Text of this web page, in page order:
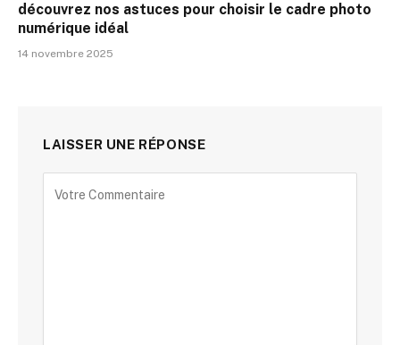
découvrez nos astuces pour choisir le cadre photo
numérique idéal
14 novembre 2025
LAISSER UNE RÉPONSE